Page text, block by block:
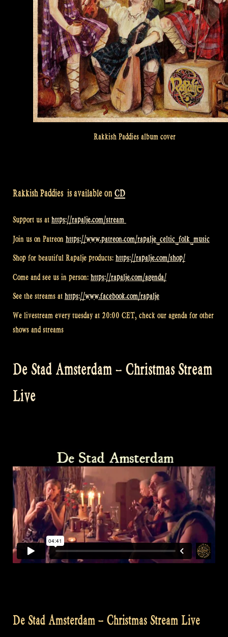
Rakkish Paddies album cover
Rakkish Paddies is available on CD
Support us at https://rapalje.com/stream
Join us on Patreon https://www.patreon.com/rapalje_celtic_folk_music
Shop for beautiful Rapalje products: https://rapalje.com/shop/
Come and see us in person: https://rapalje.com/agenda/
See the streams at https://www.facebook.com/rapalje
We livestream every tuesday at 20:00 CET, check our agenda for other
shows and streams
De Stad Amsterdam – Christmas Stream
Live
De Stad Amsterdam – Christmas Stream Live